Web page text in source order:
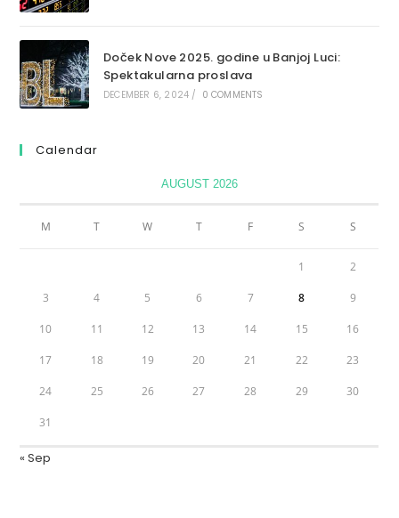
Doček Nove 2025. godine u Banjoj Luci:
Spektakularna proslava
DECEMBER 6, 2024 / 0 COMMENTS
Calendar
AUGUST 2026
M T W T F S S
1 2
3 4 5 6 7 8 9
10 11 12 13 14 15 16
17 18 19 20 21 22 23
24 25 26 27 28 29 30
31
« Sep